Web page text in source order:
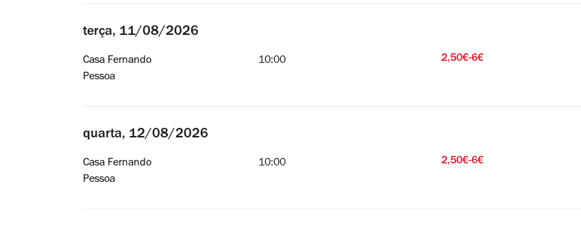
terça, 11/08/2026
Casa Fernando
Pessoa
10:00 2,50€-6€
quarta, 12/08/2026
Casa Fernando
Pessoa
10:00 2,50€-6€